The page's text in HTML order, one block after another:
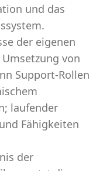
und das
der eigenen
von
Support-Rollen
laufender
Fähigkeiten
der